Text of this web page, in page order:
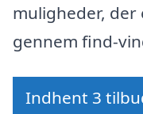
muligheder,
gennem find-
Indhent 3